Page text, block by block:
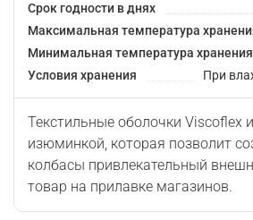
Срок годности в днях
Максимальная температура
Минимальная температура хранения
Условия хранения
При
Текстильные оболочки Viscoflex
изюминкой, которая позволит
колбасы привлекательный
товар на прилавке магазинов.